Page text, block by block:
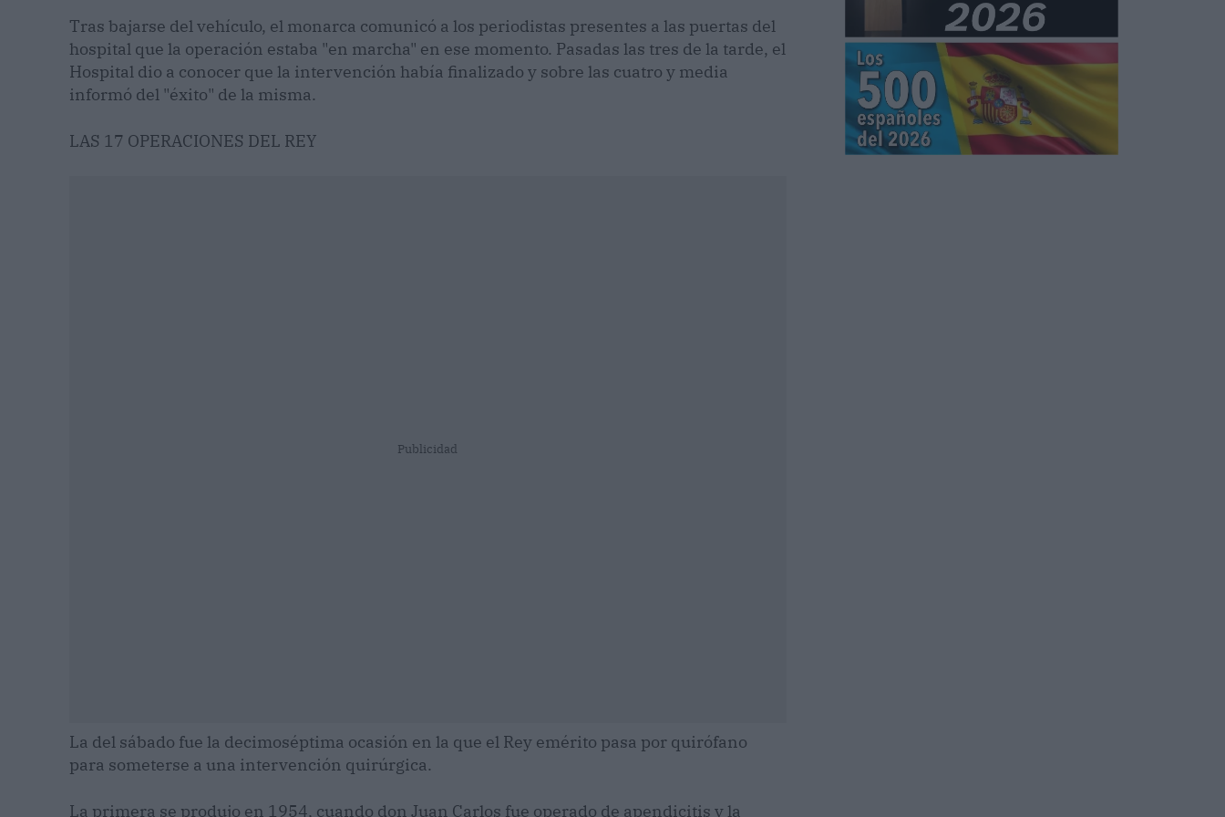
Tras bajarse del vehículo, el monarca comunicó a los periodistas presentes a las puertas del
hospital que la operación estaba "en marcha" en ese momento. Pasadas las tres de la tarde, el
Hospital dio a conocer que la intervención había finalizado y sobre las cuatro y media
informó del "éxito" de la misma.
LAS 17 OPERACIONES DEL REY
Publicidad
La del sábado fue la decimoséptima ocasión en la que el Rey emérito pasa por quirófano
para someterse a una intervención quirúrgica.
La primera se produjo en 1954, cuando don Juan Carlos fue operado de apendicitis y la